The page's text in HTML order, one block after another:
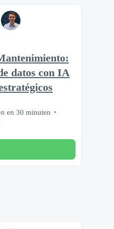
datos con IA
en 30 minuten